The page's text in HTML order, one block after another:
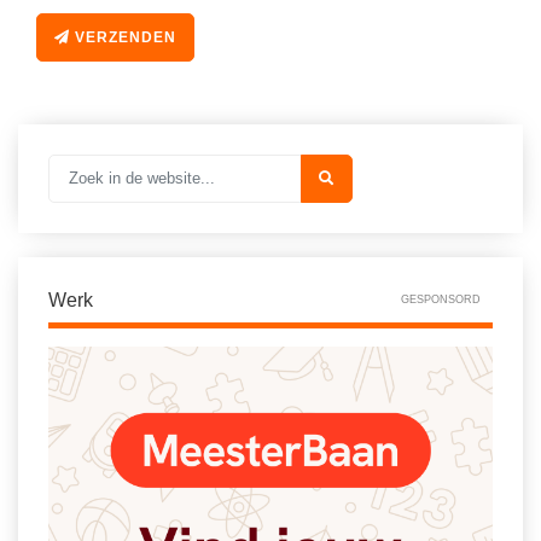
VERZENDEN
Werk GESPONSORD